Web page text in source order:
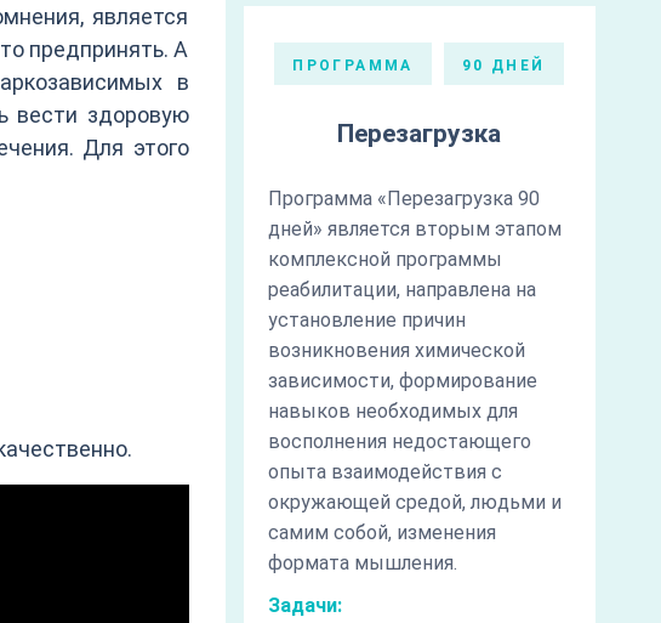
является
предпринять. А
в
вести здоровую
Для этого
ПРОГРАММА 90 ДНЕЙ
Перезагрузка
Программа «Перезагрузка 90
дней» является вторым этапом
комплексной программы
реабилитации, направлена на
установление причин
возникновения химической
зависимости, формирование
навыков необходимых для
восполнения недостающего
опыта взаимодействия с
окружающей средой, людьми и
самим собой, изменения
формата мышления.
Задачи: